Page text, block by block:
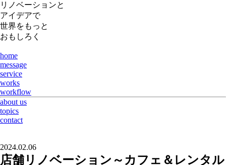
リノベーションと
アイデアで
世界をもっと
おもしろく
home
message
service
works
workflow
about us
topics
contact
2024.02.06
店舗リノベーション～カフェ＆レンタル